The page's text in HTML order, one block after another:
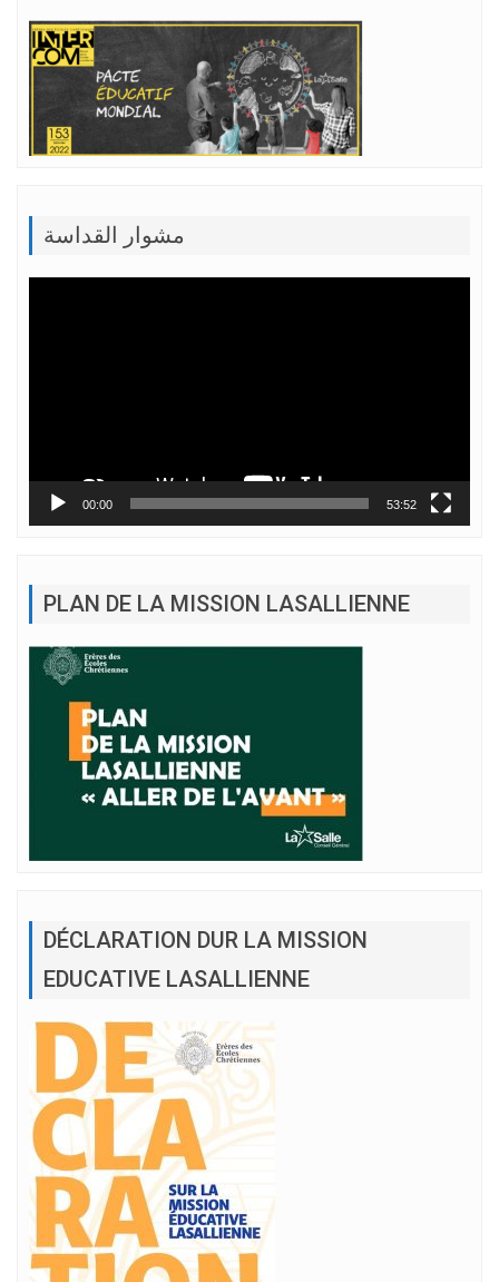
مشوار القداسة
00:00 53:52
PLAN DE LA MISSION LASALLIENNE
DÉCLARATION DUR LA MISSION
EDUCATIVE LASALLIENNE